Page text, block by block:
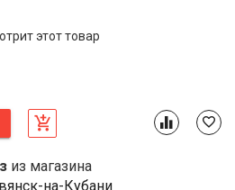
этот товар
из магазина
на-Кубани